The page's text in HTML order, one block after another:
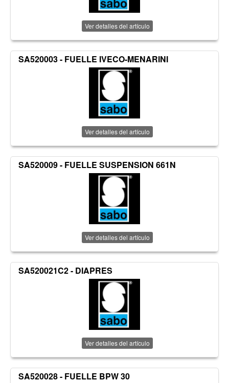
Ver detalles del artículo
SA520003 - FUELLE IVECO-MENARINI
Ver detalles del artículo
SA520009 - FUELLE SUSPENSION 661N
Ver detalles del artículo
SA520021C2 - DIAPRES
Ver detalles del artículo
SA520028 - FUELLE BPW 30